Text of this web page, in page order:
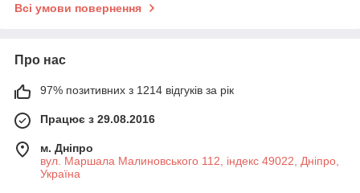
Всі умови повернення
Про нас
97% позитивних з 1214 відгуків за рік
Працює з 29.08.2016
м. Дніпро
вул. Маршала Малиновського 112, індекс 49022, Дніпро,
Україна